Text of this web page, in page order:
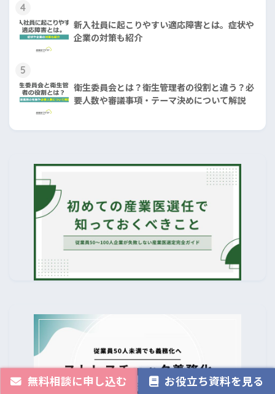
4
新入社員に起こりやすい適応障害とは。症状や
企業の対策も紹介
5
衛生委員会とは？衛生管理者の役割と違う？必
要人数や審議事項・テーマ決めについて解説
無料相談に申し込む お役立ち資料を見る